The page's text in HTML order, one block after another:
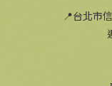
📍台北市